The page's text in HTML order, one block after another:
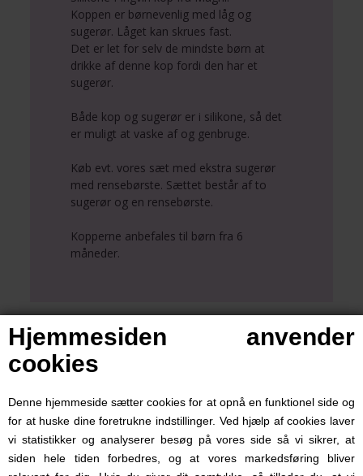
Hjemmesiden anvender
cookies
Denne hjemmeside sætter cookies for at opnå en funktionel side og
for at huske dine foretrukne indstillinger. Ved hjælp af cookies laver
vi statistikker og analyserer besøg på vores side så vi sikrer, at
siden hele tiden forbedres, og at vores markedsføring bliver
Koppen er børnevenlig med låg og
sugerør. Låget kan skrues fast.
Det er let for selv de mindste børn at
drikke af denne kop fordi den har et
sugerør.
Både kop og sugerør er i silikone, så det
er muligt at vaske af og genbruge.
Køb evt. vores sæt med ekstra sugerør
med rensebørste. Sættet består af to
sugerør og en rensebørste.
Kopperne anbefales til børn fra 6
måneder.
Se også disse